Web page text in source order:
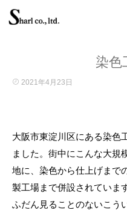
染色
2021年4月23日
大阪市東淀川区にある染色
ました。街中にこんな大規
地に、染色から仕上げまで
製工場まで併設されています
ふだん見ることのないこう